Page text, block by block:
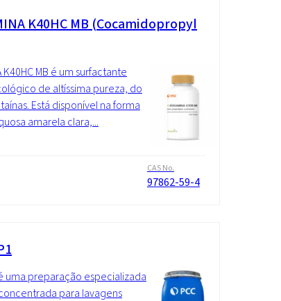
K40HC MB (Cocamidopropyl
K40HC MB é um surfactante
de altíssima pureza, do
Está disponível na forma
amarela clara,...
CAS No.
97862-59-4
uma preparação especializada
para lavagens